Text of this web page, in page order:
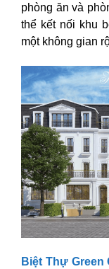
phòng ăn và
thể kết nối khu
một không gian
Biệt Thự Green